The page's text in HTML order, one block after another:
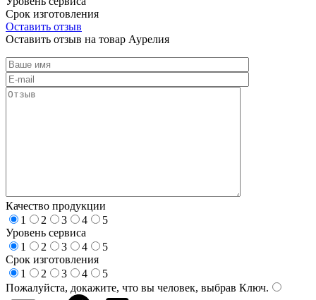
Срок изготовления
Оставить отзыв
Оставить отзыв на товар Аурелия
Качество продукции
1
2 3 4
5
Уровень сервиса
1
2 3 4
5
Срок изготовления
1
2 3 4
5
Пожалуйста, докажите, что вы человек, выбрав Ключ.